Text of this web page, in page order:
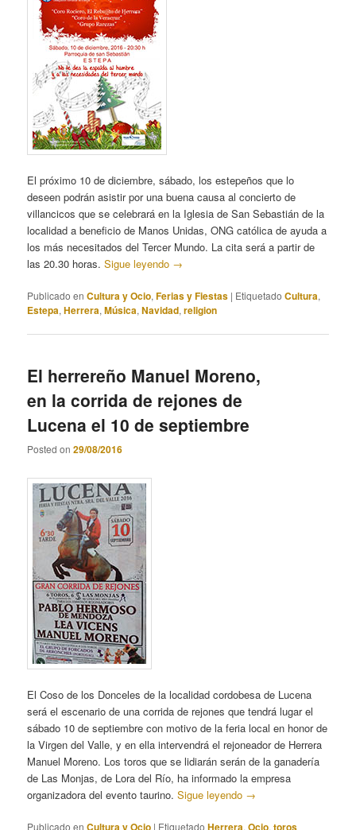
El próximo 10 de diciembre, sábado, los estepeños que lo
deseen podrán asistir por una buena causa al concierto de
villancicos que se celebrará en la Iglesia de San Sebastián de la
localidad a beneficio de Manos Unidas, ONG católica de ayuda a
los más necesitados del Tercer Mundo. La cita será a partir de
las 20.30 horas.Sigue leyendo →
Publicado en Cultura y Ocio,Ferias y Fiestas | Etiquetado Cultura,
Estepa,Herrera,Música,Navidad,religion
El herrereño Manuel Moreno,
en la corrida de rejones de
Lucena el 10 de septiembre
Posted on29/08/2016
El Coso de los Donceles de la localidad cordobesa de Lucena
será el escenario de una corrida de rejones que tendrá lugar el
sábado 10 de septiembre con motivo de la feria local en honor de
la Virgen del Valle, y en ella intervendrá el rejoneador de Herrera
Manuel Moreno. Los toros que se lidiarán serán de la ganadería
de Las Monjas, de Lora del Río, ha informado la empresa
organizadora del evento taurino.Sigue leyendo →
Publicado en Cultura y Ocio | Etiquetado Herrera,Ocio,toros